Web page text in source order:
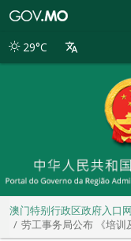
别
29°C
澳门特别行政区政府入口
劳工事务局公布 《培训